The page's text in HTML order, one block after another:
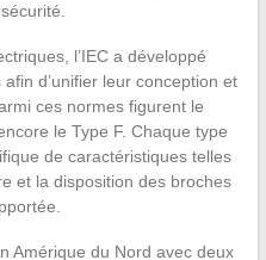
l’IEC a développé
d’unifier leur conception et
ces normes figurent le
le Type F. Chaque type
de caractéristiques telles
et la disposition des broches
Amérique du Nord avec deux